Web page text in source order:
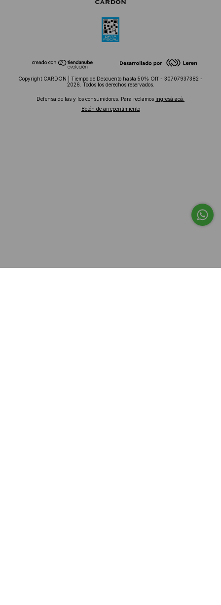
Copyright CARDON | Tiempo de Descuento hasta 50% Off - 30707937382 -
2026. Todos los derechos reservados.
Defensa de las y los consumidores. Para reclamos ingresá acá.
Botón de arrepentimiento